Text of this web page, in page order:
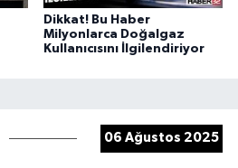
Dikkat! Bu Haber
Milyonlarca Doğalgaz
Kullanıcısını İlgilendiriyor
06 Ağustos 2025